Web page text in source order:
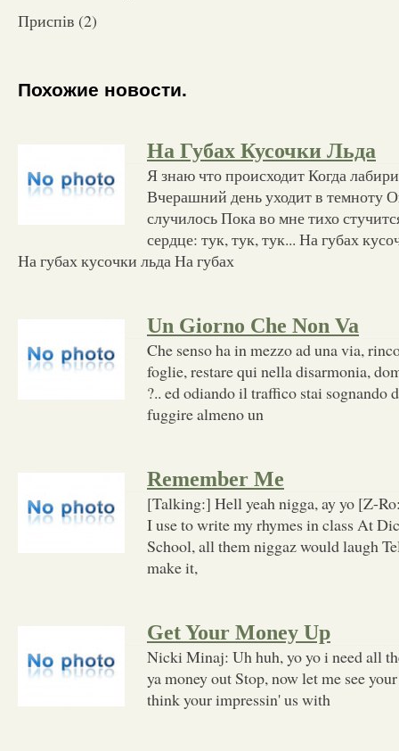
Приспів (2)
Похожие новости.
На Губах Кусочки Льда
Я знаю что происходит Когда
Вчерашний день уходит в темноту
случилось Пока во мне тихо
сердце: тук, тук, тук... На губах
На губах кусочки льда На губах
Un Giorno Che Non Va
Che senso ha in mezzo ad una via,
foglie, restare qui nella disarmonia,
?.. ed odiando il traffico stai sognando
fuggire almeno un
Remember Me
[Talking:] Hell yeah nigga, ay yo [Z-
I use to write my rhymes in class At
School, all them niggaz would laugh
make it,
Get Your Money Up
Nicki Minaj: Uh huh, yo yo i need all
ya money out Stop, now let me see
think your impressin' us with